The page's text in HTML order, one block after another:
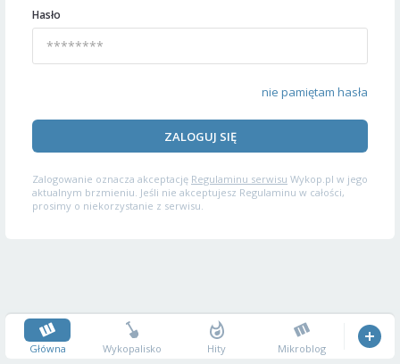
Hasło
nie pamiętam hasła
ZALOGUJ SIĘ
Zalogowanie oznacza akceptację Regulaminu serwisu Wykop.pl w jego
aktualnym brzmieniu. Jeśli nie akceptujesz Regulaminu w całości,
prosimy o niekorzystanie z serwisu.
Główna Wykopalisko Hity Mikroblog